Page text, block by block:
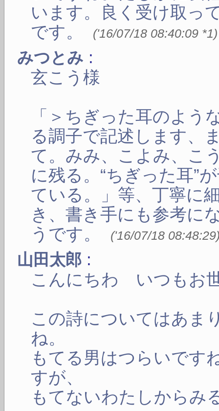
います。良く受け取っ
です。
('16/07/18 08:40:09 *1)
みつとみ :
玄こう様
「＞ちぎった耳のよう
る調子で記述します、
て。みみ、こよみ、こ
に残る。“ちぎった耳”
ている。」等、丁寧に
き、書き手にも参考に
うです。
('16/07/18 08:48:29
山田太郎 :
こんにちわ いつもお
この詩についてはあま
ね。
もてる男はつらいです
すが、
もてないわたしからみ